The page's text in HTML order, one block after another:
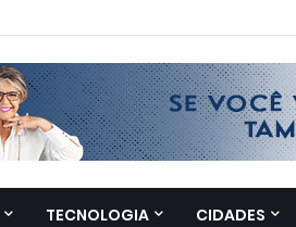
TECNOLOGIA CIDADES